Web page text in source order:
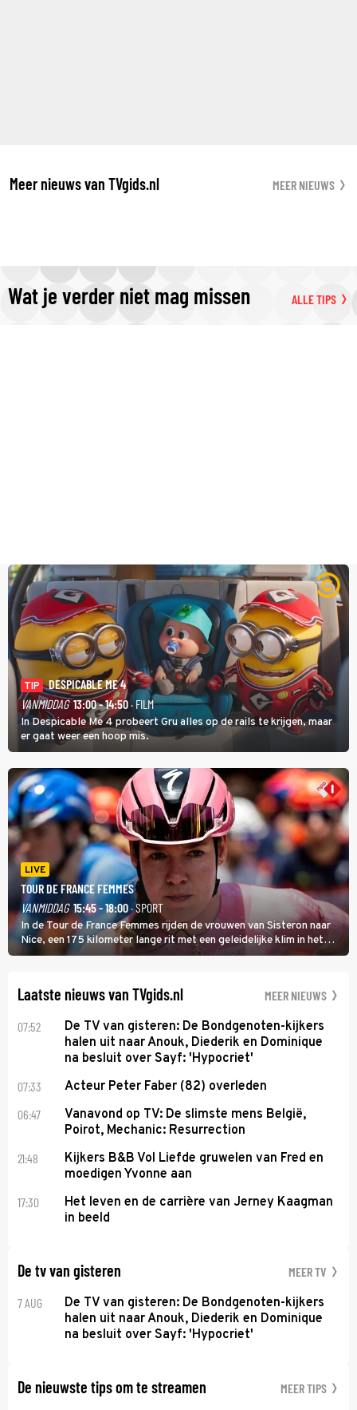
Meer nieuws van TVgids.nl MEER NIEUWS
Wat je verder niet mag missen ALLE TIPS
TIP
DESPICABLE ME 4
VANMIDDAG 13:00 - 14:50· FILM
In Despicable Me 4 probeert Gru alles op de rails te krijgen, maar
er gaat weer een hoop mis.
LIVE
TOUR DE FRANCE FEMMES
VANMIDDAG 15:45 - 18:00· SPORT
In de Tour de France Femmes rijden de vrouwen van Sisteron naar
Nice, een 175 kilometer lange rit met een geleidelijke klim in het
midden. Dat is mogelijk niet de zwaarste hindernis, dat is de
Laatste nieuws van TVgids.nl MEER NIEUWS
07:52
De TV van gisteren: De Bondgenoten-kijkers
halen uit naar Anouk, Diederik en Dominique
na besluit over Sayf: 'Hypocriet'
07:33 Acteur Peter Faber (82) overleden
06:47
Vanavond op TV: De slimste mens België,
Poirot, Mechanic: Resurrection
21:48
Kijkers B&B Vol Liefde gruwelen van Fred en
moedigen Yvonne aan
17:30
Het leven en de carrière van Jerney Kaagman
in beeld
De tv van gisteren MEER TV
7 AUG
De TV van gisteren: De Bondgenoten-kijkers
halen uit naar Anouk, Diederik en Dominique
na besluit over Sayf: 'Hypocriet'
De nieuwste tips om te streamen MEER TIPS